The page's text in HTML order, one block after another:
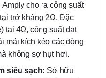
cho ra công suất
trở kháng 2Ω. Đặc
tại 4Ω, công suất đạt
mái kích kéo các dòng
không sợ hụt hơi.
siêu sạch: Sở hữu